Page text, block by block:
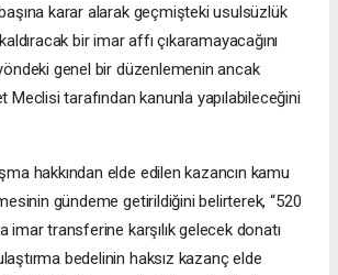
karar alarak geçmişteki usulsüzlük
bir imar affı çıkaramayacağını
genel bir düzenlemenin ancak
Meclisi tarafından kanunla yapılabileceğini
hakkından elde edilen kazancın kamu
gündeme getirildiğini belirterek, “520
transferine karşılık gelecek donatı
bedelinin haksız kazanç elde